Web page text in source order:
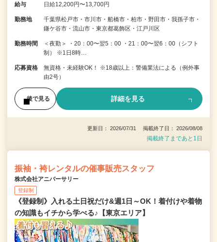
給与 日給12,200円〜13,700円
勤務地
千葉県松戸市・市川市・船橋市・柏市・野田市・我孫子市・
鎌ケ谷市・流山市・東京都葛飾区・江戸川区
勤務時間
＜夜勤＞ ・20：00〜翌5：00 ・21：00〜翌6：00（シフト
制） ※1日8時…
応募資格
無資格・未経験OK！ ※18歳以上：警備業法による（例外事
由2号）
後で見る 詳細を見る
更新日： 2026/07/31 掲載終了日： 2026/08/08
掲載終了まであと1日
振袖・袴レンタルの催事販売スタッフ
株式会社アニバーサリー
登録制
《登録制》入れる土日祝だけ&週1日～OK！着付けや着物
の知識もイチから学べる♪【東京エリア】